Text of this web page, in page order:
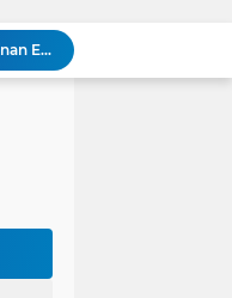
Operasi Senyap TNI di Pedalaman Nias: Putus Mata Rantai Kemiskinan Ekstrem
Komsos di Sekolah, Babinsa Koramil 0204-15/SPP Bentengi Siswa SMPN 1 Sipispis dari Bahaya Narkotika
Asah Jiwa Teritorial, 5 Taruna Akmil Terjun Langsung ke Sekolah Rakyat di Sergai